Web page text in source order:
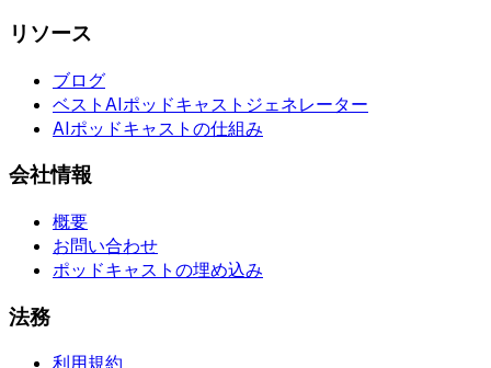
リソース
ブログ
ベストAIポッドキャストジェネレーター
AIポッドキャストの仕組み
会社情報
概要
お問い合わせ
ポッドキャストの埋め込み
法務